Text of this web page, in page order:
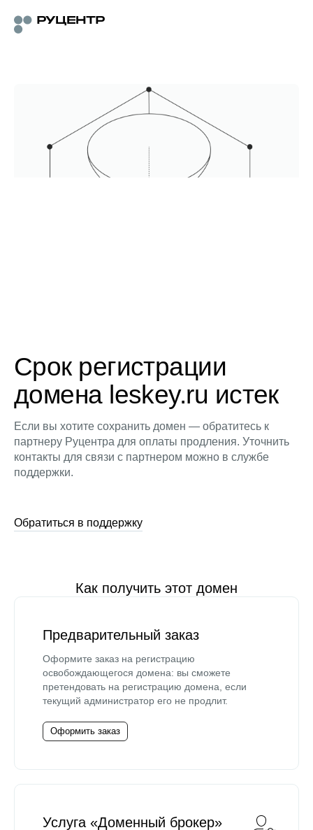
Срок регистрации
домена leskey.ru истек
Если вы хотите сохранить домен — обратитесь к
партнеру Руцентра для оплаты продления. Уточнить
контакты для связи с партнером можно в службе
поддержки.
Обратиться в поддержку
Как получить этот домен
Предварительный заказ
Оформите заказ на регистрацию
освобождающегося домена: вы сможете
претендовать на регистрацию домена, если
текущий администратор его не продлит.
Оформить заказ
Услуга «Доменный брокер»